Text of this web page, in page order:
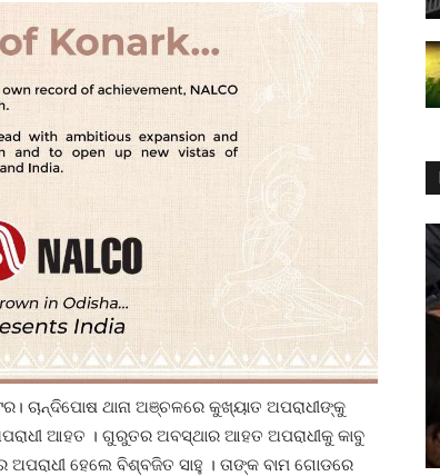
ଚାନ୍ଦିପୋଷ ଥାନା ଅଞ୍ଚଳରେ କୁଖ୍ୟାତ ଅପରାଧୀଙ୍କୁ
ଆହତ । ଗୁରୁତର ଅବସ୍ଥାର ଆହତ ଅପରାଧୀକୁ କାବୁ
ହେଲେ ବିଶ୍ବଜିତ ସାହୁ । ତାଙ୍କ ବାମ ଗୋଡରେ